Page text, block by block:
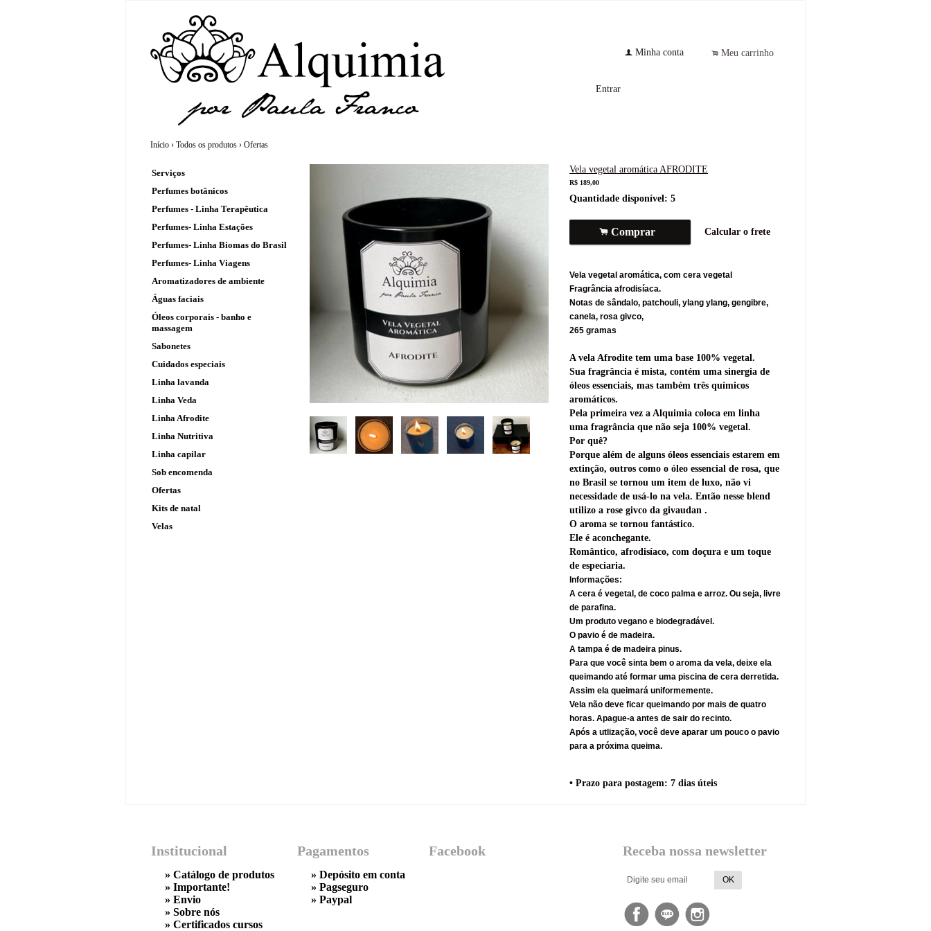
f Minha conta . Meu carrinho
Entrar
Início › Todos os produtos › Ofertas
Serviços
Perfumes botânicos
Perfumes - Linha Terapêutica
Perfumes- Linha Estações
Perfumes- Linha Biomas do Brasil
Perfumes- Linha Viagens
Aromatizadores de ambiente
Águas faciais
Óleos corporais - banho e
massagem
Sabonetes
Cuidados especiais
Linha lavanda
Linha Veda
Linha Afrodite
Linha Nutritiva
Linha capilar
Sob encomenda
Ofertas
Kits de natal
Velas
Vela vegetal aromática AFRODITE
R$ 189,00
Quantidade disponível: 5
. Comprar Calcular o frete
Vela vegetal aromática, com cera vegetal
Fragrância afrodisíaca.
Notas de sândalo, patchouli, ylang ylang, gengibre,
canela, rosa givco,
265 gramas
A vela Afrodite tem uma base 100% vegetal.
Sua fragrância é mista, contém uma sinergia de
óleos essenciais, mas também três químicos
aromáticos.
Pela primeira vez a Alquimia coloca em linha
uma fragrância que não seja 100% vegetal.
Por quê?
Porque além de alguns óleos essenciais estarem em
extinção, outros como o óleo essencial de rosa, que
no Brasil se tornou um item de luxo, não vi
necessidade de usá-lo na vela. Então nesse blend
utilizo a rose givco da givaudan .
O aroma se tornou fantástico.
Ele é aconchegante.
Romântico, afrodisíaco, com doçura e um toque
de especiaria.
Informações:
A cera é vegetal, de coco palma e arroz. Ou seja, livre
de parafina.
Um produto vegano e biodegradável.
O pavio é de madeira.
A tampa é de madeira pinus.
Para que você sinta bem o aroma da vela, deixe ela
queimando até formar uma piscina de cera derretida.
Assim ela queimará uniformemente.
Vela não deve ficar queimando por mais de quatro
horas. Apague-a antes de sair do recinto.
Após a utlização, você deve aparar um pouco o pavio
para a próxima queima.
• Prazo para postagem: 7 dias úteis
Institucional
» Catálogo de produtos
» Importante!
» Envio
» Sobre nós
» Certificados cursos
Pagamentos
» Depósito em conta
» Pagseguro
» Paypal
Facebook Receba nossa newsletter